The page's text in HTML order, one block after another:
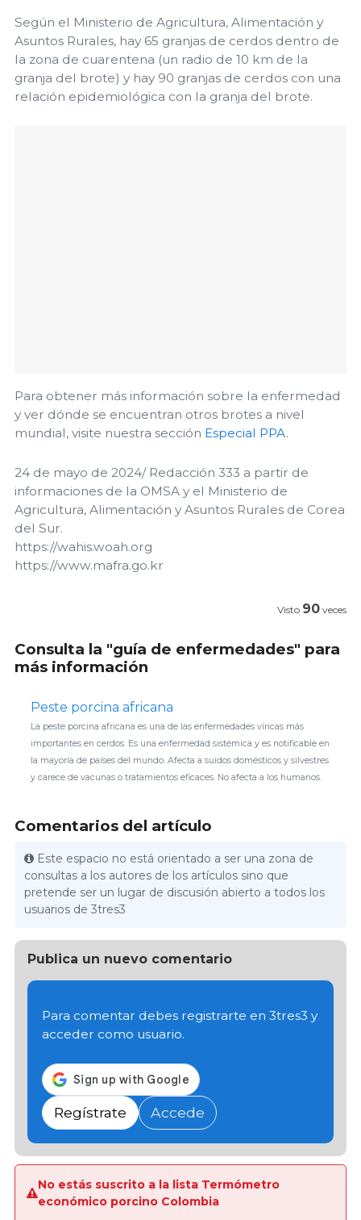
Según el Ministerio de Agricultura, Alimentación y
Asuntos Rurales, hay 65 granjas de cerdos dentro de
la zona de cuarentena (un radio de 10 km de la
granja del brote) y hay 90 granjas de cerdos con una
relación epidemiológica con la granja del brote.
Para obtener más información sobre la enfermedad
y ver dónde se encuentran otros brotes a nivel
mundial, visite nuestra sección Especial PPA.
24 de mayo de 2024/ Redacción 333 a partir de
informaciones de la OMSA y el Ministerio de
Agricultura, Alimentación y Asuntos Rurales de Corea
del Sur.
https://wahis.woah.org
https://www.mafra.go.kr
Visto 90 veces
Consulta la "guía de enfermedades" para
más información
Peste porcina africana
La peste porcina africana es una de las enfermedades víricas más
importantes en cerdos. Es una enfermedad sistémica y es notificable en
la mayoría de países del mundo. Afecta a suidos domésticos y silvestres
y carece de vacunas o tratamientos eficaces. No afecta a los humanos.
Comentarios del artículo
Este espacio no está orientado a ser una zona de
consultas a los autores de los artículos sino que
pretende ser un lugar de discusión abierto a todos los
usuarios de 3tres3
Publica un nuevo comentario
Para comentar debes registrarte en 3tres3 y
acceder como usuario.
Regístrate Accede
No estás suscrito a la lista Termómetro
económico porcino Colombia